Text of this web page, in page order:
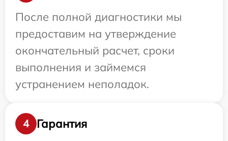
После полной диагностики мы
предоставим на утверждение
окончательный расчет, сроки
выполнения и займемся
устранением неполадок.
4
Гарантия